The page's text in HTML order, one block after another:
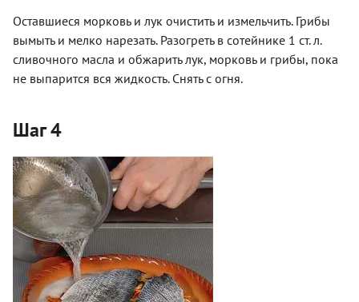
Оставшиеся морковь и лук очистить и измельчить. Грибы
вымыть и мелко нарезать. Разогреть в сотейнике 1 ст. л.
сливочного масла и обжарить лук, морковь и грибы, пока
не выпарится вся жидкость. Снять с огня.
Шаг 4